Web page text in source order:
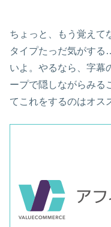
ちょっと、もう覚えて
タイプたっだ気がす
いよ。やるなら、字幕
ープで隠しながらみ
てこれをするのはオス